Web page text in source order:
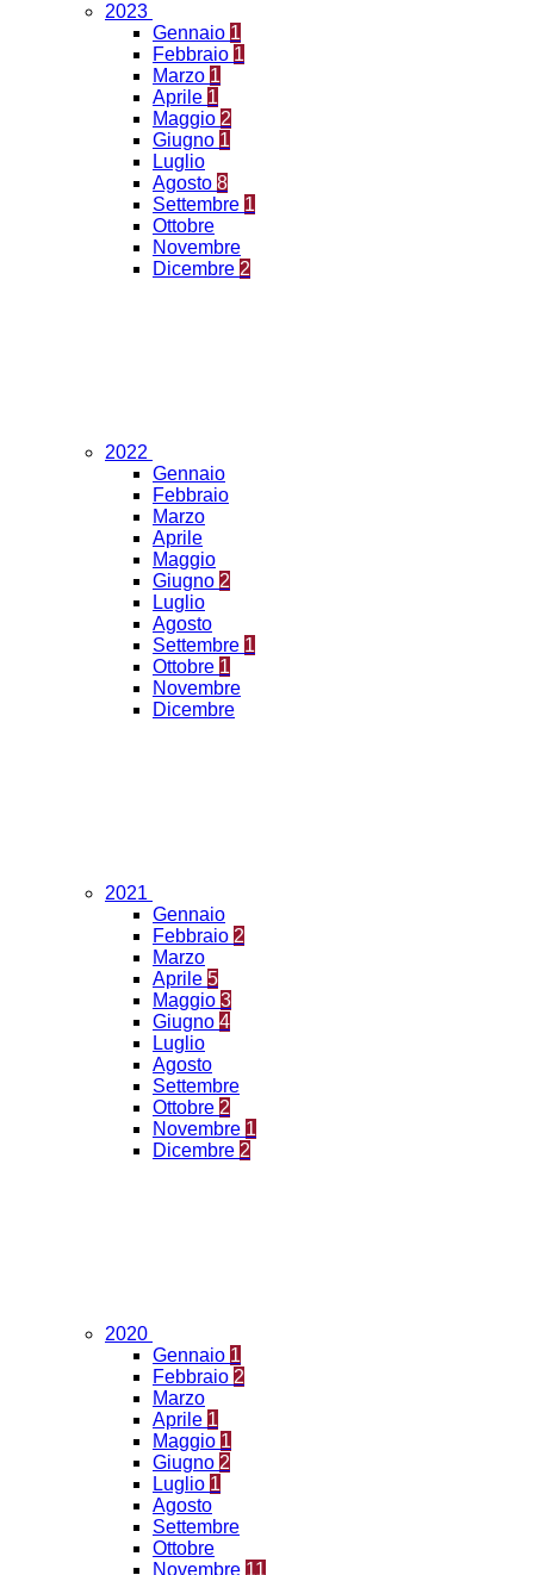
2023
Gennaio 1
Febbraio 1
Marzo 1
Aprile 1
Maggio 2
Giugno 1
Luglio
Agosto 8
Settembre 1
Ottobre
Novembre
Dicembre 2
2022
Gennaio
Febbraio
Marzo
Aprile
Maggio
Giugno 2
Luglio
Agosto
Settembre 1
Ottobre 1
Novembre
Dicembre
2021
Gennaio
Febbraio 2
Marzo
Aprile 5
Maggio 3
Giugno 4
Luglio
Agosto
Settembre
Ottobre 2
Novembre 1
Dicembre 2
2020
Gennaio 1
Febbraio 2
Marzo
Aprile 1
Maggio 1
Giugno 2
Luglio 1
Agosto
Settembre
Ottobre
Novembre 11